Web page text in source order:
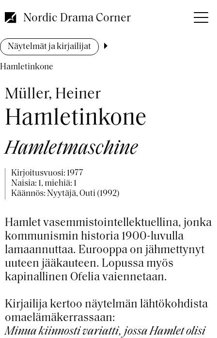
pääsisältöön
Nordic Drama Corner
Murupolku
Näytelmät ja kirjailijat
Hamletinkone
Müller, Heiner
Hamletinkone
Hamletmaschine
Kirjoitusvuosi: 1977
Naisia: 1, miehiä: 1
Käännös: Nyytäjä, Outi (1992)
Hamlet vasemmistointellektuellina, jonka
kommunismin historia 1900-luvulla
lamaannuttaa. Eurooppa on jähmettynyt
uuteen jääkauteen. Lopussa myös
kapinallinen Ofelia vaiennetaan.
Kirjailija kertoo näytelmän lähtökohdista
omaelämäkerrassaan:
Minua kiinnosti variatti, jossa Hamlet olisi